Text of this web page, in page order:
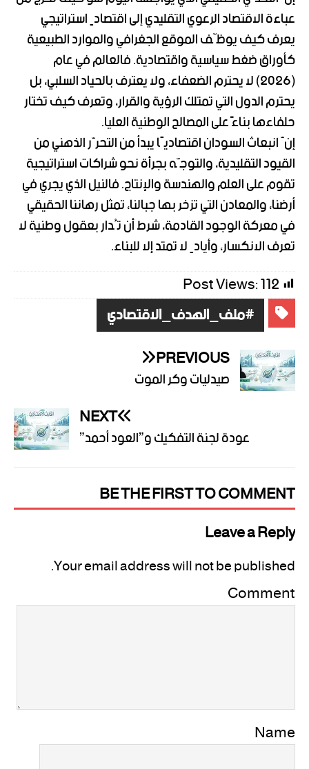
عباءة الاقتصاد الرعوي التقليدي إلى اقتصادٍ استراتيجي
يعرف كيف يوظّف الموقع الجغرافي والموارد الطبيعية
كأوراق ضغط سياسية واقتصادية. فالعالم في عام
(2026) لا يحترم الضعفاء، ولا يعترف بالحياد السلبي، بل
يحترم الدول التي تمتلك الرؤية والقرار، وتعرف كيف تختار
حلفاءها بناءً على المصالح الوطنية العليا.
إنّ انبعاث السودان اقتصاديًا يبدأ من التحرّر الذهني من
القيود التقليدية، والتوجّه بجرأة نحو شراكات استراتيجية
تقوم على العلم والهندسة والإنتاج. فالنيل الذي يجري في
أرضنا، والمعادن التي تزخر بها جبالنا، تمثل رهاننا الحقيقي
في معركة الوجود القادمة، شرط أن تُدار بعقول وطنية لا
تعرف الانكسار، وأيادٍ لا تمتد إلا للبناء.
Post Views:112
#ملف_الهدف_الاقتصادي
PREVIOUS
صيدليات وكر الموت
NEXT
عودة لجنة التفكيك و”العود أحمد”
BE THE FIRST TO COMMENT
Leave a Reply
Your email address will not be published.
Comment
Name